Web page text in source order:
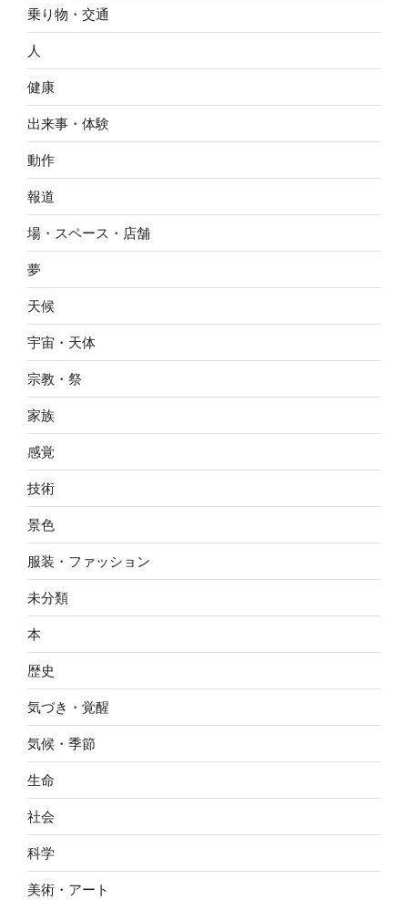
乗り物・交通
人
健康
出来事・体験
動作
報道
場・スペース・店舗
夢
天候
宇宙・天体
宗教・祭
家族
感覚
技術
景色
服装・ファッション
未分類
本
歴史
気づき・覚醒
気候・季節
生命
社会
科学
美術・アート